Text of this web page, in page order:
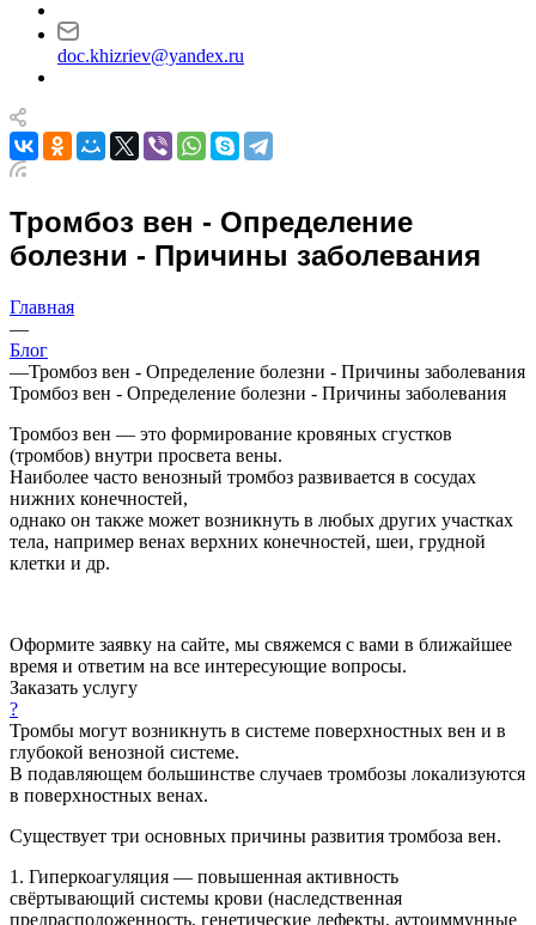
doc.khizriev@yandex.ru
Тромбоз вен - Определение
болезни - Причины заболевания
Главная
—
Блог
—Тромбоз вен - Определение болезни - Причины заболевания
Тромбоз вен - Определение болезни - Причины заболевания
Тромбоз вен — это формирование кровяных сгустков
(тромбов) внутри просвета вены.
Наиболее часто венозный тромбоз развивается в сосудах
нижних конечностей,
однако он также может возникнуть в любых других участках
тела, например венах верхних конечностей, шеи, грудной
клетки и др.
Оформите заявку на сайте, мы свяжемся с вами в ближайшее
время и ответим на все интересующие вопросы.
Заказать услугу
?
Тромбы могут возникнуть в системе поверхностных вен и в
глубокой венозной системе.
В подавляющем большинстве случаев тромбозы локализуются
в поверхностных венах.
Существует три основных причины развития тромбоза вен.
1. Гиперкоагуляция — повышенная активность
свёртывающий системы крови (наследственная
предрасположенность, генетические дефекты, аутоиммунные